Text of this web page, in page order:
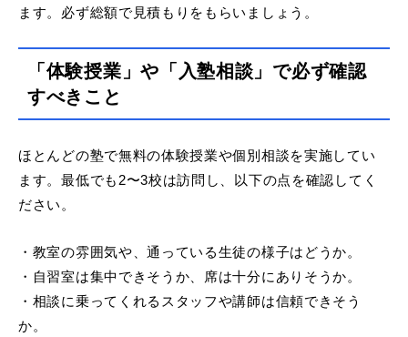
ます。必ず総額で見積もりをもらいましょう。
「体験授業」や「入塾相談」で必ず確認
すべきこと
ほとんどの塾で無料の体験授業や個別相談を実施してい
ます。最低でも2〜3校は訪問し、以下の点を確認してく
ださい。
・教室の雰囲気や、通っている生徒の様子はどうか。
・自習室は集中できそうか、席は十分にありそうか。
・相談に乗ってくれるスタッフや講師は信頼できそう
か。